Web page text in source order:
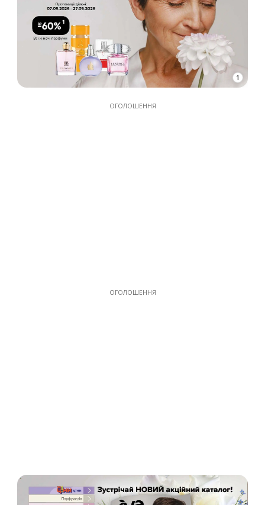
1
ОГОЛОШЕННЯ
ОГОЛОШЕННЯ